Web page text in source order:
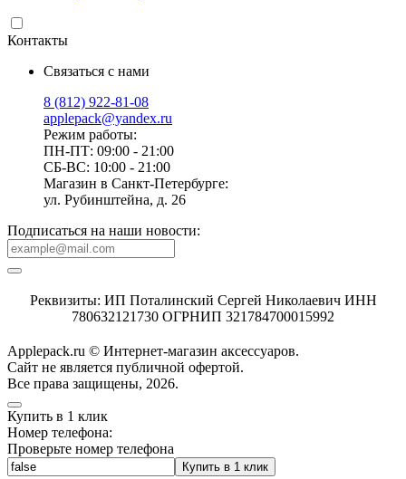
Контакты
Связаться с нами
8 (812) 922-81-08
applepack@yandex.ru
Режим работы:
ПН-ПТ: 09:00 - 21:00
СБ-ВС: 10:00 - 21:00
Магазин в Санкт-Петербурге:
ул. Рубинштейна, д. 26
Подписаться на наши новости:
Реквизиты: ИП Поталинский Сергей Николаевич ИНН
780632121730 ОГРНИП 321784700015992
Applepack.ru © Интернет-магазин аксессуаров.
Cайт не является публичной офертой.
Все права защищены, 2026.
Купить в 1 клик
Номер телефона:
Проверьте номер телефона
Купить в 1 клик